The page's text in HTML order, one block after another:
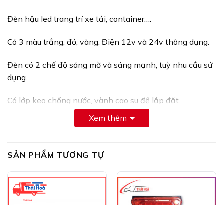
Đèn hậu led trang trí xe tải, container….
Có 3 màu trắng, đỏ, vàng. Điện 12v và 24v thông dụng.
Đèn có 2 chế độ sáng mờ và sáng mạnh, tuỳ nhu cầu sử
dụng.
Có lớp keo chống nước, vành cao su để lắp đặt.
chức năng cảnh báo lùi, phanh và xi nhan . góp phần
gia giao thông ..
hơn nữa đèn còn trang trí xe rất đẹp .
giá trên là giá của 1 cái.
Xem thêm
SẢN PHẨM TƯƠNG TỰ